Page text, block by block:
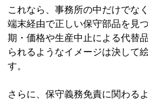
これなら、事務所の中だけでな
端末経由で正しい保守部品を見
期・価格や生産中止による代替
られるようなイメージは決して
す。
さらに、保守義務免責に関わる